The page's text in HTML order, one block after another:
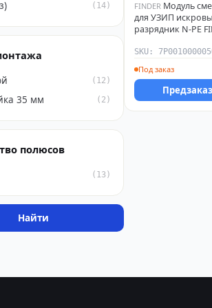
(14)
(12)
35 мм (2)
полюсов
(13)
Найти
FINDER Модуль
для УЗИП
разрядник N-PE
SKU:
Под заказ
Предзаказ